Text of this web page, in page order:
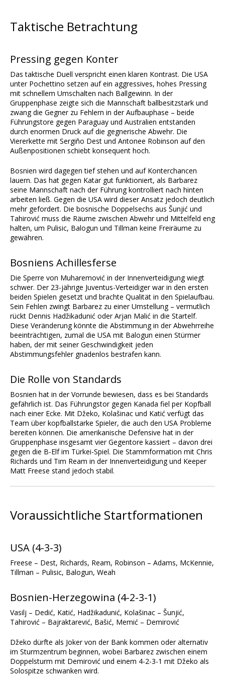
Taktische Betrachtung
Pressing gegen Konter
Das taktische Duell verspricht einen klaren Kontrast. Die USA
unter Pochettino setzen auf ein aggressives, hohes Pressing
mit schnellem Umschalten nach Ballgewinn. In der
Gruppenphase zeigte sich die Mannschaft ballbesitzstark und
zwang die Gegner zu Fehlern in der Aufbauphase – beide
Führungstore gegen Paraguay und Australien entstanden
durch enormen Druck auf die gegnerische Abwehr. Die
Viererkette mit Sergiño Dest und Antonee Robinson auf den
Außenpositionen schiebt konsequent hoch.
Bosnien wird dagegen tief stehen und auf Konterchancen
lauern. Das hat gegen Katar gut funktioniert, als Barbarez
seine Mannschaft nach der Führung kontrolliert nach hinten
arbeiten ließ. Gegen die USA wird dieser Ansatz jedoch deutlich
mehr gefordert. Die bosnische Doppelsechs aus Šunjić und
Tahirović muss die Räume zwischen Abwehr und Mittelfeld eng
halten, um Pulisic, Balogun und Tillman keine Freiräume zu
gewähren.
Bosniens Achillesferse
Die Sperre von Muharemović in der Innenverteidigung wiegt
schwer. Der 23-jährige Juventus-Verteidiger war in den ersten
beiden Spielen gesetzt und brachte Qualität in den Spielaufbau.
Sein Fehlen zwingt Barbarez zu einer Umstellung – vermutlich
rückt Dennis Hadžikadunić oder Arjan Malić in die Startelf.
Diese Veränderung könnte die Abstimmung in der Abwehrreihe
beeinträchtigen, zumal die USA mit Balogun einen Stürmer
haben, der mit seiner Geschwindigkeit jeden
Abstimmungsfehler gnadenlos bestrafen kann.
Die Rolle von Standards
Bosnien hat in der Vorrunde bewiesen, dass es bei Standards
gefährlich ist. Das Führungstor gegen Kanada fiel per Kopfball
nach einer Ecke. Mit Džeko, Kolašinac und Katić verfügt das
Team über kopfballstarke Spieler, die auch den USA Probleme
bereiten können. Die amerikanische Defensive hat in der
Gruppenphase insgesamt vier Gegentore kassiert – davon drei
gegen die B-Elf im Türkei-Spiel. Die Stammformation mit Chris
Richards und Tim Ream in der Innenverteidigung und Keeper
Matt Freese stand jedoch stabil.
Voraussichtliche Startformationen
USA (4-3-3)
Freese – Dest, Richards, Ream, Robinson – Adams, McKennie,
Tillman – Pulisic, Balogun, Weah
Bosnien-Herzegowina (4-2-3-1)
Vasilj – Dedić, Katić, Hadžikadunić, Kolašinac – Šunjić,
Tahirović – Bajraktarević, Bašić, Memić – Demirović
Džeko dürfte als Joker von der Bank kommen oder alternativ
im Sturmzentrum beginnen, wobei Barbarez zwischen einem
Doppelsturm mit Demirović und einem 4-2-3-1 mit Džeko als
Solospitze schwanken wird.